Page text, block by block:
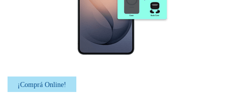
¡Comprá Online!